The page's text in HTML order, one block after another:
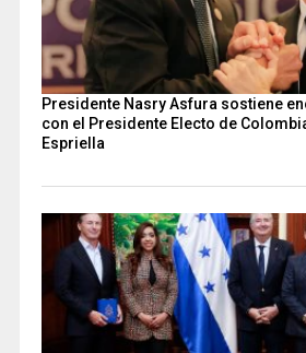
Presidente Nasry Asfura sostiene
con el Presidente Electo de
Espriella